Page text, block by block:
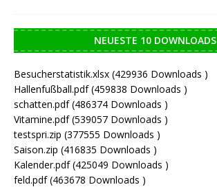
NEUESTE 10 DOWNLOADS
Besucherstatistik.xlsx (429936 Downloads )
Hallenfußball.pdf (459838 Downloads )
schatten.pdf (486374 Downloads )
Vitamine.pdf (539057 Downloads )
testspri.zip (377555 Downloads )
Saison.zip (416835 Downloads )
Kalender.pdf (425049 Downloads )
feld.pdf (463678 Downloads )